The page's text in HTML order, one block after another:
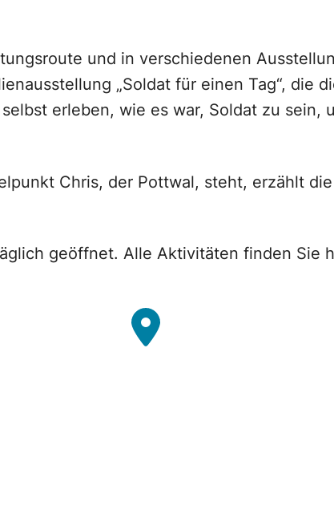
und in verschiedenen
„Soldat für einen Tag“, die
erleben, wie es war, Soldat zu sein,
Chris, der Pottwal, steht, erzählt
geöffnet. Alle Aktivitäten finden Sie